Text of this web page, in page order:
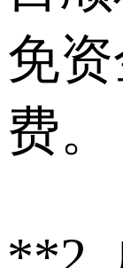
免
费。